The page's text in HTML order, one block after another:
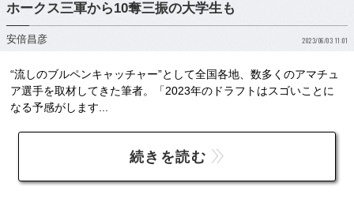
ホークス三軍から10奪三振の大学生も
安倍昌彦 2023/06/03 11:01
“流しのブルペンキャッチャー”として全国各地、数多くのアマチュ
ア選手を取材してきた筆者。「2023年のドラフトはスゴいことに
なる予感がします...
続きを読む